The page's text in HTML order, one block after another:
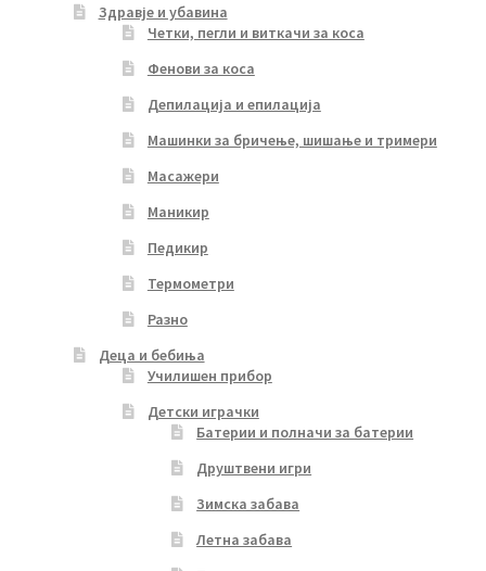
Здравје и убавина
Четки, пегли и виткачи за коса
Фенови за коса
Депилација и епилација
Машинки за бричење, шишање и тримери
Масажери
Маникир
Педикир
Термометри
Разно
Деца и бебиња
Училишен прибор
Детски играчки
Батерии и полначи за батерии
Друштвени игри
Зимска забава
Летна забава